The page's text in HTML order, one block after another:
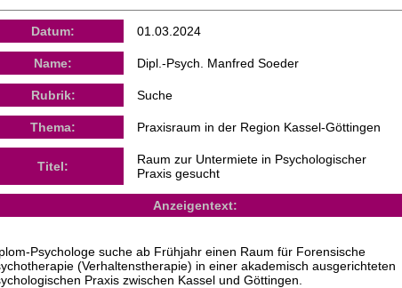
Datum: 01.03.2024
Name: Dipl.-Psych. Manfred Soeder
Rubrik: Suche
Thema: Praxisraum in der Region Kassel-Göttingen
Titel:
Raum zur Untermiete in Psychologischer
Praxis gesucht
Anzeigentext:
Psychologe suche ab Frühjahr einen Raum für Forensische
(Verhaltenstherapie) in einer akademisch ausgerichteten
Praxis zwischen Kassel und Göttingen.